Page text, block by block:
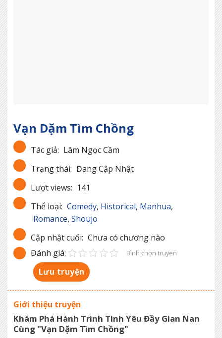
Vạn Dặm Tìm Chồng
Tác giả: Lâm Ngọc Cầm
Trạng thái: Đang Cập Nhật
Lượt views: 141
Thể loại: Comedy, Historical, Manhua,
Romance, Shoujo
Cập nhật cuối: Chưa có chương nào
Đánh giá:
Bình chọn truyen
Lưu truyện
Giới thiệu truyện
Khám Phá Hành Trình Tình Yêu Đầy Gian Nan
Cùng "Vạn Dặm Tìm Chồng"